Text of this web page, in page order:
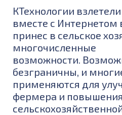
КТехнологии
вместе с
принес в сельское
многочисленные
возможности.
безграничны, и
применяются для
фермера и